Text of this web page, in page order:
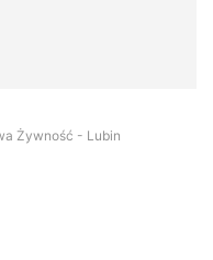
Żywność - Lubin